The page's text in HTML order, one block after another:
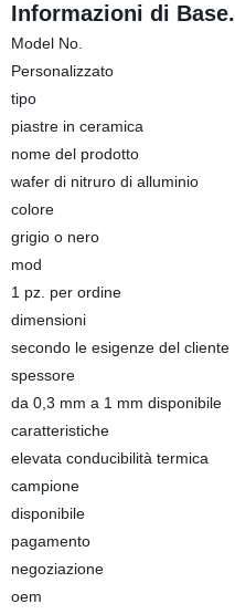
Informazioni di Base.
Model No.
Personalizzato
tipo
piastre in ceramica
nome del prodotto
wafer di nitruro di alluminio
colore
grigio o nero
mod
1 pz. per ordine
dimensioni
secondo le esigenze del cliente
spessore
da 0,3 mm a 1 mm disponibile
caratteristiche
elevata conducibilità termica
campione
disponibile
pagamento
negoziazione
oem